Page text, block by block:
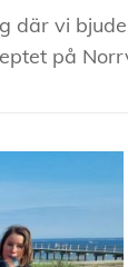
där vi
på